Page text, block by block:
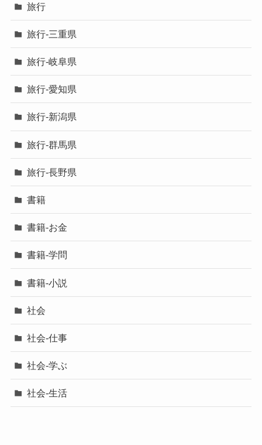
旅行
旅行-三重県
旅行-岐阜県
旅行-愛知県
旅行-新潟県
旅行-群馬県
旅行-長野県
書籍
書籍-お金
書籍-学問
書籍-小説
社会
社会-仕事
社会-学ぶ
社会-生活